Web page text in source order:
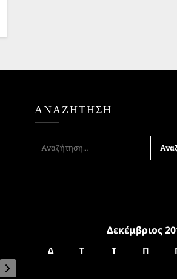
ΑΝΑΖΉΤΗΣΗ
ΓΙΑ:
Δεκέμβριος
Δ Τ Τ Π